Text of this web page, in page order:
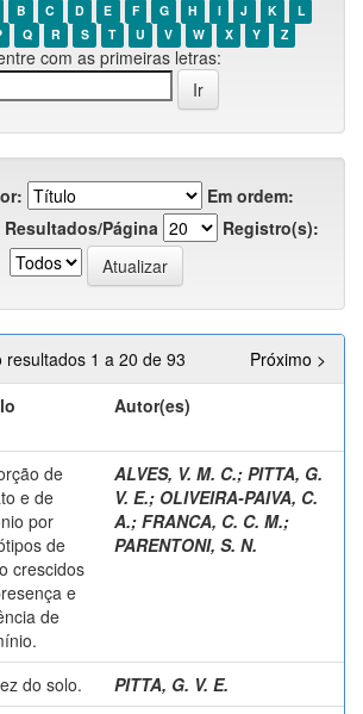
B C D E F G H I J K
L
Q R S T U V W X Y Z
com as primeiras letras:
Em ordem:
Resultados/Página
Registro(s):
resultados 1 a 20 de 93
Próximo >
Autor(es)
de
e de
por
de
crescidos
e
de
ALVES, V. M. C.; PITTA, G.
V. E.; OLIVEIRA-PAIVA, C.
A.; FRANCA, C. C. M.;
PARENTONI, S. N.
do solo.
PITTA, G. V. E.